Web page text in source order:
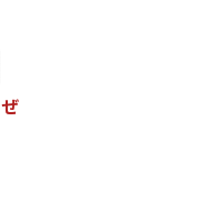
ぜ